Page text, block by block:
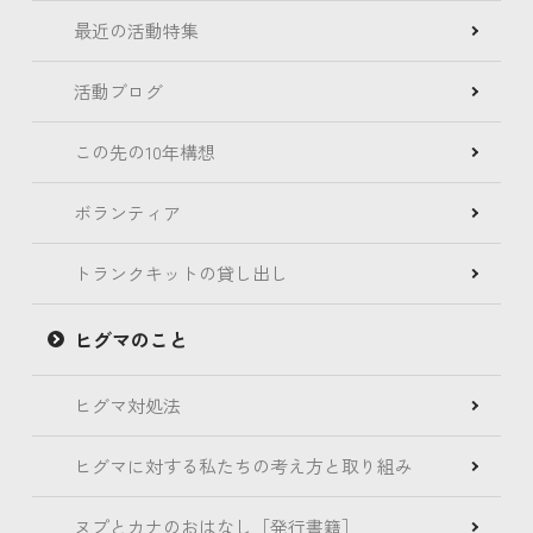
最近の活動特集
活動ブログ
この先の10年構想
ボランティア
トランクキットの貸し出し
ヒグマのこと
ヒグマ対処法
ヒグマに対する私たちの考え方と取り組み
ヌプとカナのおはなし［発行書籍］